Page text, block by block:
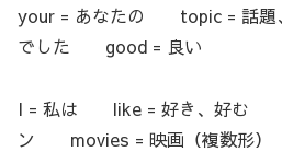
your = あなたの topic = 話
でした good = 良い
I = 私は like = 好き、好む
ン movies = 映画（複数形